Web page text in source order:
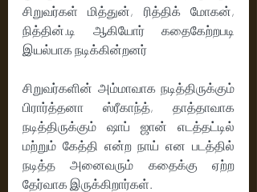
சிறுவர்கள் மித்துன், ரித்திக் மோகன்,
நித்தின்.டி ஆகியோர் கதைகேற்றபடி
இயல்பாக நடிக்கின்றனர்
சிறுவர்களின் அம்மாவாக நடித்திருக்கும்
பிரார்த்தனா ஸ்ரீகாந்த், தாத்தாவாக
நடித்திருக்கும் ஷாப் ஜான் எடத்தட்டில்
மற்றும் கேத்தி என்ற நாய் என படத்தில்
நடித்த அனைவரும் கதைக்கு ஏற்ற
தேர்வாக இருக்கிறார்கள்.